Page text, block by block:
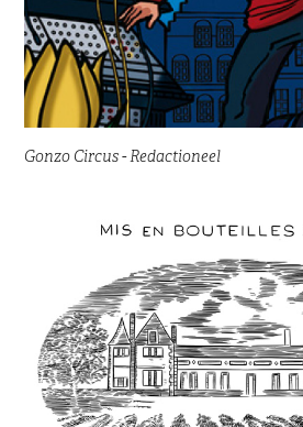
Gonzo Circus - Redactioneel